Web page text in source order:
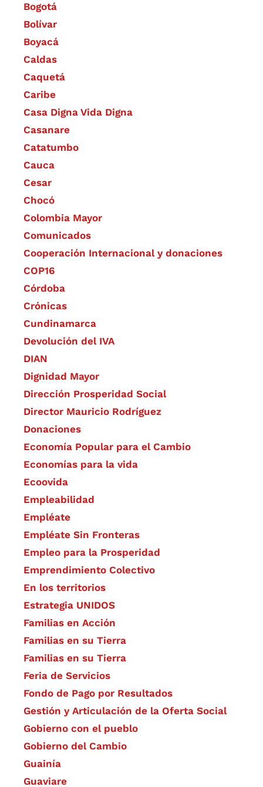
Bogotá
Bolívar
Boyacá
Caldas
Caquetá
Caribe
Casa Digna Vida Digna
Casanare
Catatumbo
Cauca
Cesar
Chocó
Colombia Mayor
Comunicados
Cooperación Internacional y donaciones
COP16
Córdoba
Crónicas
Cundinamarca
Devolución del IVA
DIAN
Dignidad Mayor
Dirección Prosperidad Social
Director Mauricio Rodríguez
Donaciones
Economía Popular para el Cambio
Economías para la vida
Ecoovida
Empleabilidad
Empléate
Empléate Sin Fronteras
Empleo para la Prosperidad
Emprendimiento Colectivo
En los territorios
Estrategia UNIDOS
Familias en Acción
Familias en su Tierra
Familias en su Tierra
Feria de Servicios
Fondo de Pago por Resultados
Gestión y Articulación de la Oferta Social
Gobierno con el pueblo
Gobierno del Cambio
Guainía
Guaviare